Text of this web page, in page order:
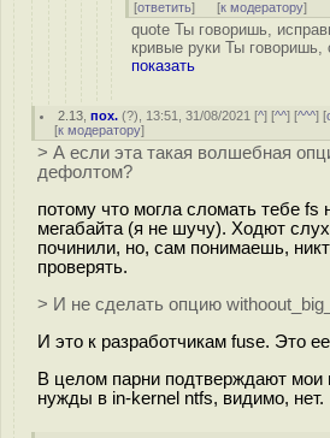
[ответить] [к модератору]
quote Ты говоришь,
кривые руки Ты говоришь,
показать
2.13 ,пох. (?), 13:51, 31/08/2021 [^] [^^] [^^^] [
[к модератору]
> А если эта такая волшебная
дефолтом?
потому что могла сломать тебе
мегабайта (я не шучу). Ходют
починили, но, сам понимаешь,
проверять.
> И не сделать опцию
И это к разработчикам fuse. Это
В целом парни подтверждают мои
нужды в in-kernel ntfs, видимо, нет.